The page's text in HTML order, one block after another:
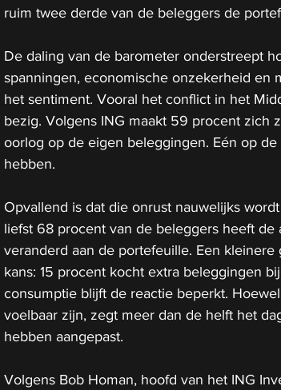
ruim twee derde van de beleggers de
De daling van de barometer onderstreept
spanningen, economische onzekerheid en
het sentiment. Vooral het conflict in het
bezig. Volgens ING maakt 59 procent zich
oorlog op de eigen beleggingen. Eén op
hebben.
Opvallend is dat die onrust nauwelijks
liefst 68 procent van de beleggers heeft de
veranderd aan de portefeuille. Een
kans: 15 procent kocht extra beleggingen
consumptie blijft de reactie beperkt.
voelbaar zijn, zegt meer dan de helft het
hebben aangepast.
Volgens Bob Homan, hoofd van het ING